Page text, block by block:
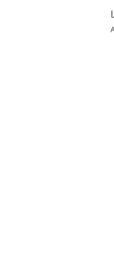
View as
The chart has
The chart has